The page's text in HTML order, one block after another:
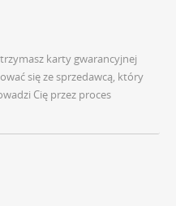
karty gwarancyjnej
się ze sprzedawcą, który
Cię przez proces